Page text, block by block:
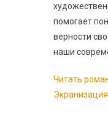
помогает
верности
наши
Читать